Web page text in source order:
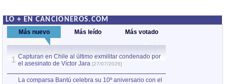
LO + EN CANCIONEROS.COM
Más nuevo Más leído Más votado
1 Capturan en Chile al último exmilitar condenado por
el asesinato de Víctor Jara [27/07/2026]
La comparsa Bantú celebra su 10º aniversario con el